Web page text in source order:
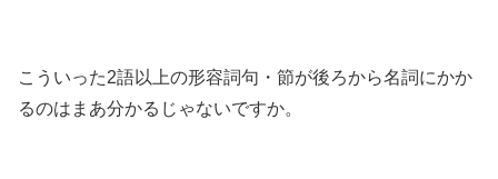
こういった2語以上の形容詞句・節が後ろから名詞にかか
るのはまあ分かるじゃないですか。